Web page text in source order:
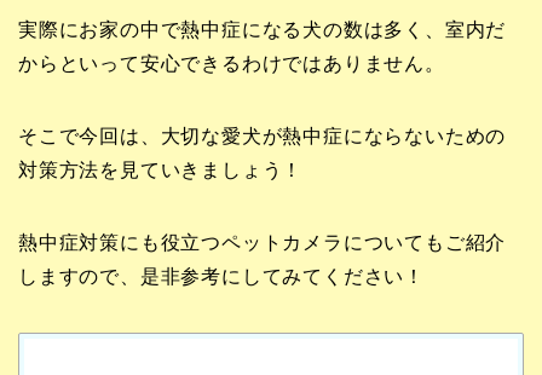
実際にお家の中で熱中症になる犬の数は多く、室内だ
からといって安心できるわけではありません。
そこで今回は、大切な愛犬が熱中症にならないための
対策方法を見ていきましょう！
熱中症対策にも役立つペットカメラについてもご紹介
しますので、是非参考にしてみてください！